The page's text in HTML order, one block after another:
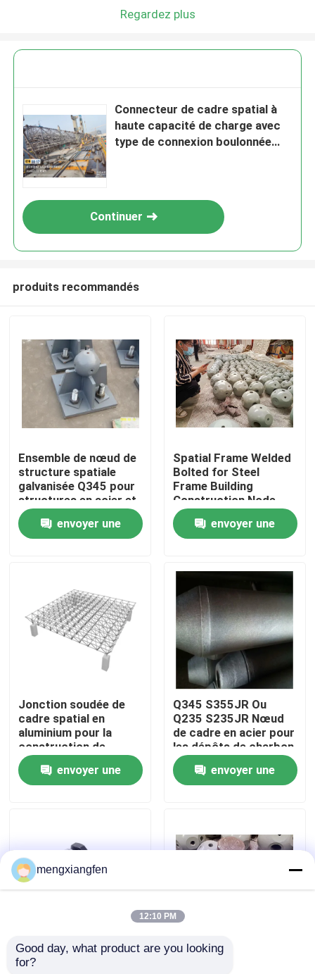
Produits
Au sujet de nous
Visite d'usine
Contrôle de qualité
Contactez-nous
Cas
cadres en acier de l'espace
Botte de cadre de l'espace
Regardez plus
Connecteur de cadre spatial à
haute capacité de charge avec
type de connexion boulonnée
Continuer
produits recommandés
Ensemble de nœud de
structure spatiale
galvanisée Q345 pour
structures en acier et
structures spatiales
envoyer une
Spatial Frame Welded
Bolted for Steel
Frame Building
Construction Node
Structure GB ISO
envoyer une
Jonction soudée de
cadre spatial en
aluminium pour la
construction de
bâtiments en acier,
structure de nœud
boulonné GB
envoyer une
Q345 S355JR Ou
Q235 S235JR Nœud
de cadre en acier pour
les dépôts de charbon
envoyer une
Rigidité Structure en
acier Cadre spatial
Longévité de soudure
mengxiangfen
12:10 PM
Good day, what product are you looking
for?